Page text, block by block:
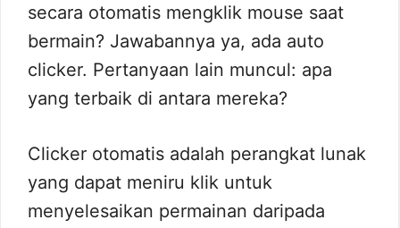
secara otomatis mengklik mouse saat
bermain? Jawabannya ya, ada auto
clicker. Pertanyaan lain muncul: apa
yang terbaik di antara mereka?
Clicker otomatis adalah perangkat lunak
yang dapat meniru klik untuk
menyelesaikan permainan daripada